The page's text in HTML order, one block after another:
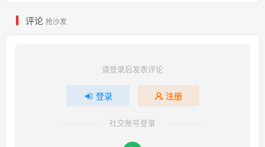
评论 抢沙发
请登录后发表评论
登录 注册
社交账号登录